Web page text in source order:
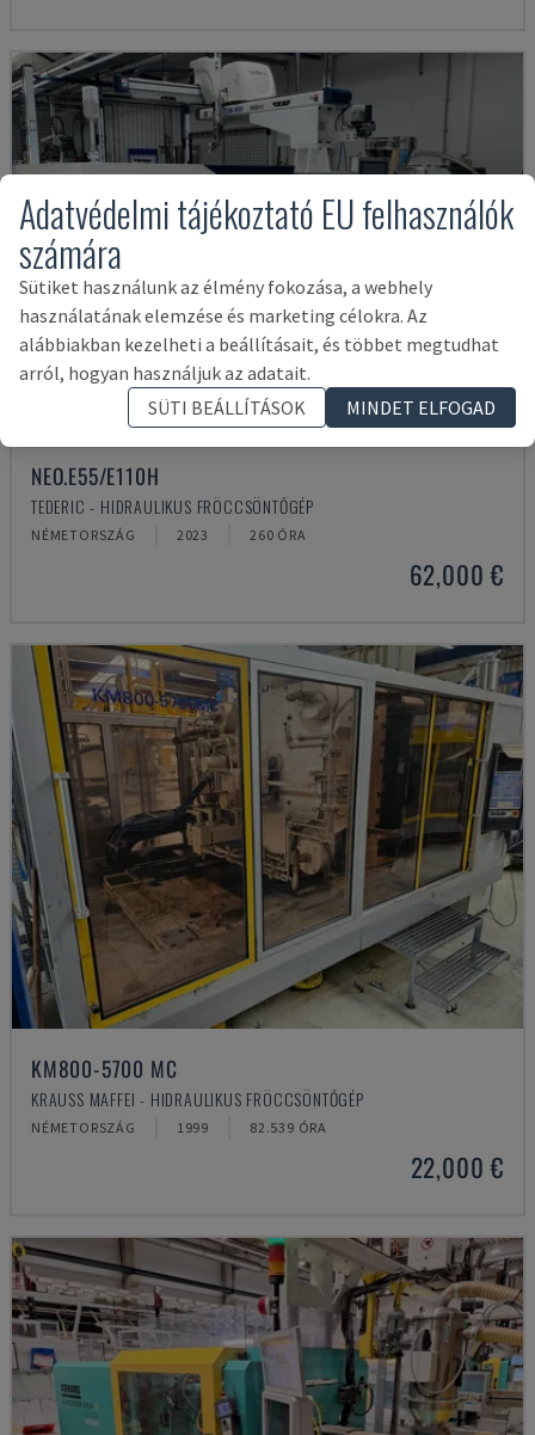
NEO.E55/E110H
TEDERIC - HIDRAULIKUS FRÖCCSÖNTŐGÉP
NÉMETORSZÁG 2023 260 ÓRA
62,000 €
KM800-5700 MC
KRAUSS MAFFEI - HIDRAULIKUS FRÖCCSÖNTŐGÉP
NÉMETORSZÁG 1999 82.539 ÓRA
22,000 €
Adatvédelmi tájékoztató EU felhasználók
számára
Sütiket használunk az élmény fokozása, a webhely
használatának elemzése és marketing célokra. Az
alábbiakban kezelheti a beállításait, és többet megtudhat
arról, hogyan használjuk az adatait.
SÜTI BEÁLLÍTÁSOK
MINDET ELFOGAD